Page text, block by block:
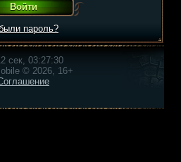
пароль?
сек, 03:27:30
© 2026, 16+